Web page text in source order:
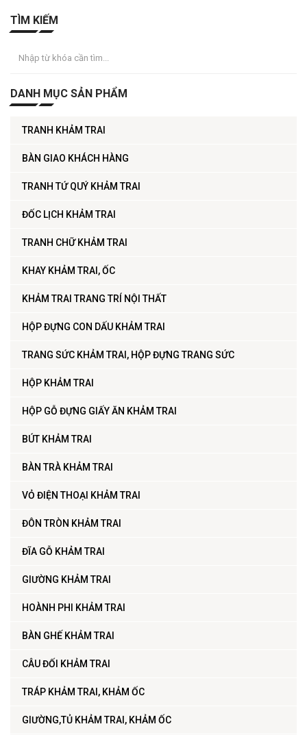
TÌM KIẾM
DANH MỤC SẢN PHẨM
TRANH KHẢM TRAI
BÀN GIAO KHÁCH HÀNG
TRANH TỨ QUÝ KHẢM TRAI
ĐỐC LỊCH KHẢM TRAI
TRANH CHỮ KHẢM TRAI
KHAY KHẢM TRAI, ỐC
KHẢM TRAI TRANG TRÍ NỘI THẤT
HỘP ĐỰNG CON DẤU KHẢM TRAI
TRANG SỨC KHẢM TRAI, HỘP ĐỰNG TRANG SỨC
HỘP KHẢM TRAI
HỘP GỖ ĐỰNG GIẤY ĂN KHẢM TRAI
BÚT KHẢM TRAI
BÀN TRÀ KHẢM TRAI
VỎ ĐIỆN THOẠI KHẢM TRAI
ĐÔN TRÒN KHẢM TRAI
ĐĨA GỖ KHẢM TRAI
GIƯỜNG KHẢM TRAI
HOÀNH PHI KHẢM TRAI
BÀN GHẾ KHẢM TRAI
CÂU ĐỐI KHẢM TRAI
TRÁP KHẢM TRAI, KHẢM ỐC
GIƯỜNG,TỦ KHẢM TRAI, KHẢM ỐC